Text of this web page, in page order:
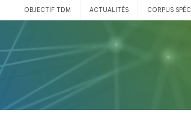
OBJECTIF TDM ACTUALITÉS CORPUS